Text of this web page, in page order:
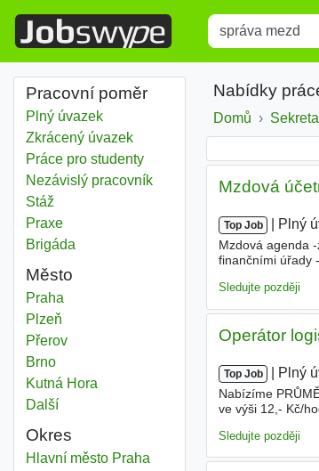
Title
Pracovní poměr
Plný úvazek
Zkrácený úvazek
Práce pro studenty
Nezávislý pracovník
Stáž
Praxe
Brigáda
Město
Správa mezd
Praha
Správa mezd
Plzeň
Správa mezd
Přerov
Správa mezd
Brno
Správa mezd
Kutná Hora
Dalšíměsta
Okres
Správa mezd
Hlavní město Praha
Nabídky
Domů
Mzdová
Top Job Plný
Mzdová agenda
finančními úřady
Sledujte později
Operátor
Top Job Plný
Nabízíme
ve výši 12,- Kč/
Sledujte později